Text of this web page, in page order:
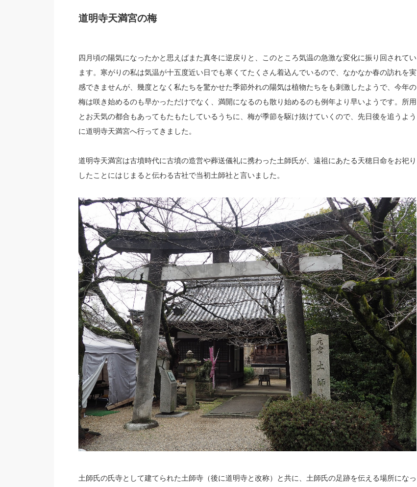
道明寺天満宮の梅
四月頃の陽気になったかと思えばまた真冬に逆戻りと、このところ気温の急激な変化に振り回されてい
ます。寒がりの私は気温が十五度近い日でも寒くてたくさん着込んでいるので、なかなか春の訪れを実
感できませんが、幾度となく私たちを驚かせた季節外れの陽気は植物たちをも刺激したようで、今年の
梅は咲き始めるのも早かっただけでなく、満開になるのも散り始めるのも例年より早いようです。所用
とお天気の都合もあってもたもたしているうちに、梅が季節を駆け抜けていくので、先日後を追うよう
に道明寺天満宮へ行ってきました。
道明寺天満宮は古墳時代に古墳の造営や葬送儀礼に携わった土師氏が、遠祖にあたる天穂日命をお祀り
したことにはじまると伝わる古社で当初土師社と言いました。
土師氏の氏寺として建てられた土師寺（後に道明寺と改称）と共に、土師氏の足跡を伝える場所になっ